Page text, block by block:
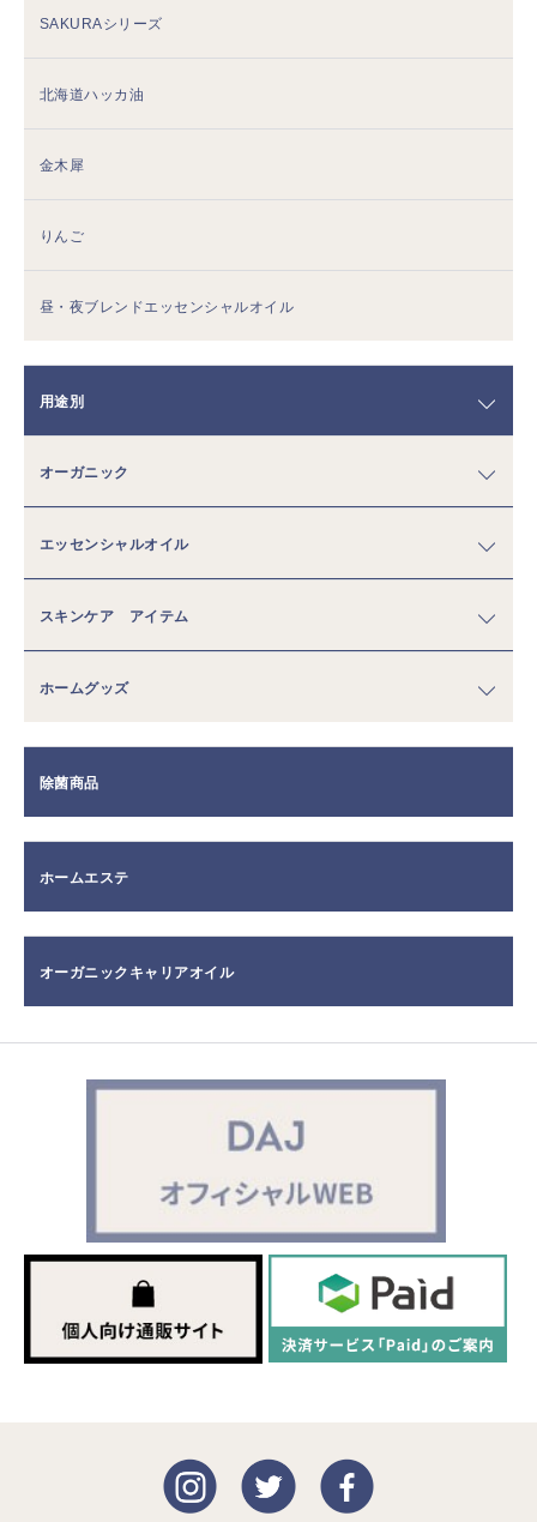
SAKURAシリーズ
北海道ハッカ油
金木犀
りんご
昼・夜ブレンドエッセンシャルオイル
用途別
オーガニック
エッセンシャルオイル
スキンケア アイテム
ホームグッズ
除菌商品
ホームエステ
オーガニックキャリアオイル